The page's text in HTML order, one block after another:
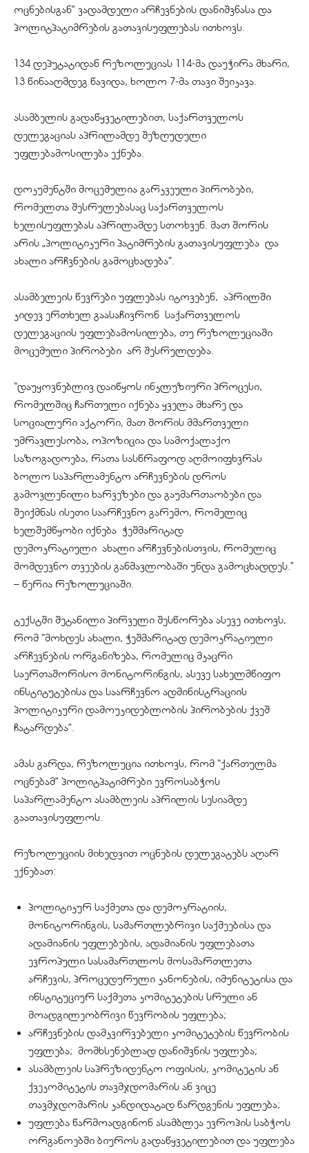
ოცნებისგან” ვადამდელი არჩევნების დანიშვნასა და
პოლიტპატიმრების გათავისუფლებას ითხოვს.
134 დეპუტატიდან რეზოლუციას 114-მა დაუჭირა მხარი,
13 წინააღმდეგ წავიდა, ხოლო 7-მა თავი შეიკავა.
ასამბელის გადაწყვეტილებით, საქართველოს
დელეგაციას აპრილამდე შეზღუდული
უფლებამოსილება ექნება.
დოკუმენტში მოცემულია გარკვეული პირობები,
რომელთა შესრულებასაც საქართველოს
ხელისუფლებას აპრილამდე სთოხვენ. მათ შორის
არის „პოლიტიკური პატიმრების გათავისუფლება და
ახალი არჩვნების გამოცხადება“.
ასამბელეის წევრები უფლებას იტოვებენ, აპრილში
კიდევ ერთხელ გაასაჩივრონ საქართველოს
დელეგაციის უფლებამოსილება, თუ რეზოლუციაში
მოცემული პირობები არ შესრულდება.
“დაუყოვნებლივ დაიწყოს ინკლუზიური პროცესი,
რომელშიც ჩართული იქნება ყველა მხარე და
სოციალური აქტორი, მათ შორის მმართველი
უმრავლესობა, ოპოზიცია და სამოქალაქო
საზოგადოება, რათა სასწრაფოდ აღმოიფხვრას
ბოლო საპარლამენტო არჩევნების დროს
გამოვლენილი ხარვეზები და გაუმართაობები და
შეიქმნას ისეთი საარჩევნო გარემო, რომელიც
ხელშემწყობი იქნება ჭეშმარიტად
დემოკრატიული ახალი არჩევნებისთვის, რომელიც
მომდევნო თვეების განმავლობაში უნდა გამოცხადდეს.”
– წერია რეზოლუციაში.
ტექსტში შეტანილი პირველი შესწორება ასევე ითხოვს,
რომ “მოხდეს ახალი, ჭეშმარიტად დემოკრატიული
არჩევნების ორგანიზება, რომელიც მკაცრი
საერთაშორისო მონიტორინგის, ასევე სახელმწიფო
ინსტიტუტებისა და საარჩევნო ადმინისტრაციის
პოლიტიკური დამოუკიდებლობის პირობების ქვეშ
ჩატარდება”.
ამას გარდა, რეზოლუცია ითხოვს, რომ “ქართულმა
ოცნებამ” პოლიტპატიმრები ევროსაბჭოს
საპარლამენტო ასამბლეის აპრილის სესიამდე
გაათავისუფლოს.
რეზოლუციის მიხედვით ოცნების დელეგატებს აღარ
ექნებათ:
პოლიტიკურ საქმეთა და დემოკრატიის,
მონიტორინგის, სამართლებრივი საქმეებისა და
ადამიანის უფლებების, ადამიანის უფლებათა
ევროპული სასამართლოს მოსამართლეთა
არჩევის, პროცედურული კანონების, იმუნიტეტისა და
ინსტიტუციურ საქმეთა კომიტეტების სრული ან
მოადგილეობრივი წევრობის უფლება;
არჩევნების დამკვირვებელი კომიტეტების წევრობის
უფლება; მომხსენებლად დანიშვნის უფლება;
ასამბლეის საპრეზიდენტო ოფისის, კომიტეტის ან
ქვეკომიტეტის თავმჯდომარის ან ვიცე
თავმჯდომარის კანდიდატად წარდგენის უფლება;
უფლება წარმოადგინონ ასამბლეა ევროპის საბჭოს
ორგანოებში ბიუროს გადაწყვეტილებით და უფლება